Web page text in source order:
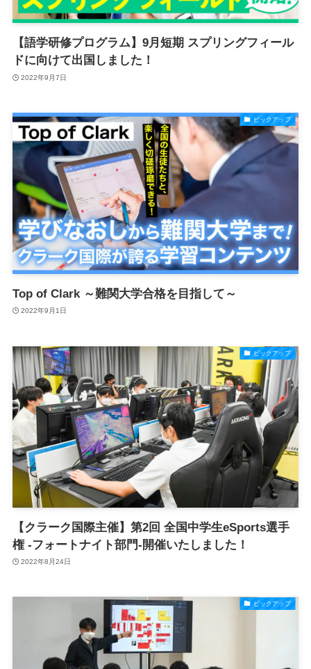
【語学研修プログラム】9月短期 スプリングフィール
ドに向けて出国しました！
2022年9月7日
ピックアップ
Top of Clark ～難関大学合格を目指して～
2022年9月1日
ピックアップ
【クラーク国際主催】第2回 全国中学生eSports選手
権 -フォートナイト部門-開催いたしました！
2022年8月24日
ピックアップ